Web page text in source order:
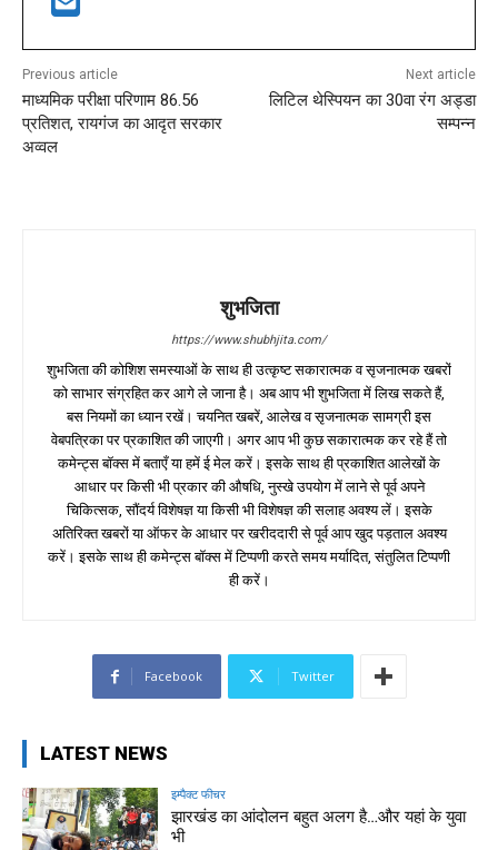
Previous article
माध्यमिक परीक्षा परिणाम 86.56
प्रतिशत, रायगंज का आदृत सरकार
अव्वल
Next article
लिटिल थेस्पियन का 30वा रंग अड्डा
सम्पन्न
शुभजिता
https://www.shubhjita.com/
शुभजिता की कोशिश समस्याओं के साथ ही उत्कृष्ट सकारात्मक व सृजनात्मक खबरों
को साभार संग्रहित कर आगे ले जाना है। अब आप भी शुभजिता में लिख सकते हैं,
बस नियमों का ध्यान रखें। चयनित खबरें, आलेख व सृजनात्मक सामग्री इस
वेबपत्रिका पर प्रकाशित की जाएगी। अगर आप भी कुछ सकारात्मक कर रहे हैं तो
कमेन्ट्स बॉक्स में बताएँ या हमें ई मेल करें। इसके साथ ही प्रकाशित आलेखों के
आधार पर किसी भी प्रकार की औषधि, नुस्खे उपयोग में लाने से पूर्व अपने
चिकित्सक, सौंदर्य विशेषज्ञ या किसी भी विशेषज्ञ की सलाह अवश्य लें। इसके
अतिरिक्त खबरों या ऑफर के आधार पर खरीददारी से पूर्व आप खुद पड़ताल अवश्य
करें। इसके साथ ही कमेन्ट्स बॉक्स में टिप्पणी करते समय मर्यादित, संतुलित टिप्पणी
ही करें।
Facebook Twitter
LATEST NEWS
इम्पैक्ट फीचर
झारखंड का आंदोलन बहुत अलग है…और यहां के युवा
भी